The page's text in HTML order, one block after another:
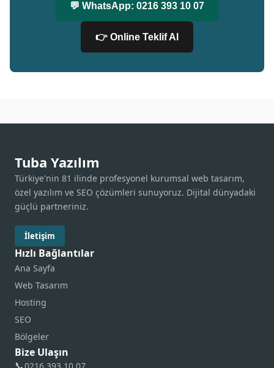
💬 WhatsApp: 0216 393 10 07
👉 Online Teklif Al
Tuba Yazılım
Türkiye'nin 81 ilinde profesyonel kurumsal web tasarım,
özel yazılım ve SEO çözümleri sunuyoruz. Dijital dünyadaki
güçlü partneriniz.
İletişim
Hızlı Bağlantılar
Ana Sayfa
Web Tasarım
Hosting
SEO
Bölgeler
Bize Ulaşın
0216 393 10 07